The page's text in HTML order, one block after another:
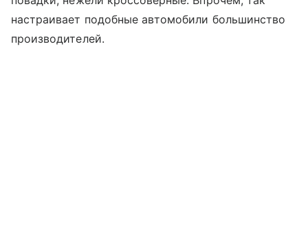
настраивает подобные автомобили большинство
производителей.